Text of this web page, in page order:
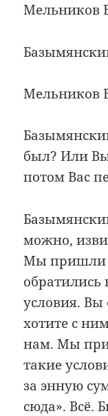
Мельников
Мельников
был? Или
потом Вас
можно,
Мы пришли
условия.
хотите с
нам. Мы
такие
за энную
сюда». Всё.